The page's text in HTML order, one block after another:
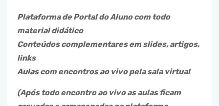
Plataforma de Portal do Aluno com todo
material didático
Conteúdos complementares em slides, artigos,
links
Aulas com encontros ao vivo pela sala virtual
(Após todo encontro ao vivo as aulas ficam